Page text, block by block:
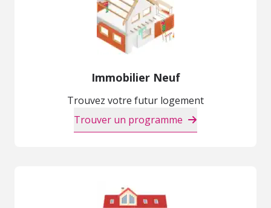
Immobilier Neuf
Trouvez votre futur logement
Trouver un programme